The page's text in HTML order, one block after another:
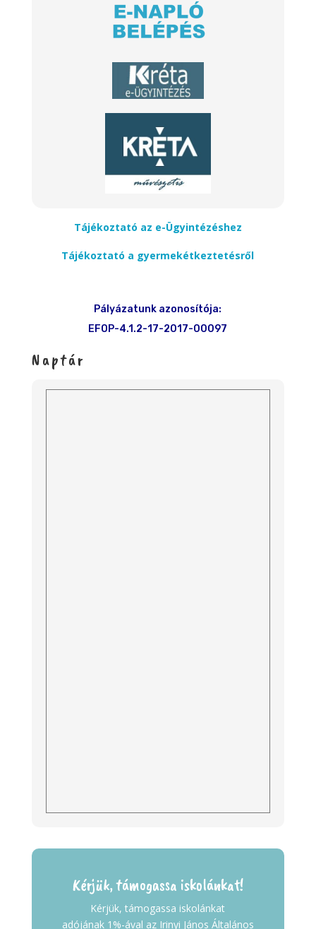
Tájékoztató az e-Ügyintézéshez
Tájékoztató a gyermekétkeztetésről
Pályázatunk azonosítója:
EFOP-4.1.2-17-2017-00097
Naptár
Kérjük, támogassa iskolánkat!
Kérjük, támogassa iskolánkat
adójának 1%-ával az Irinyi János Általános